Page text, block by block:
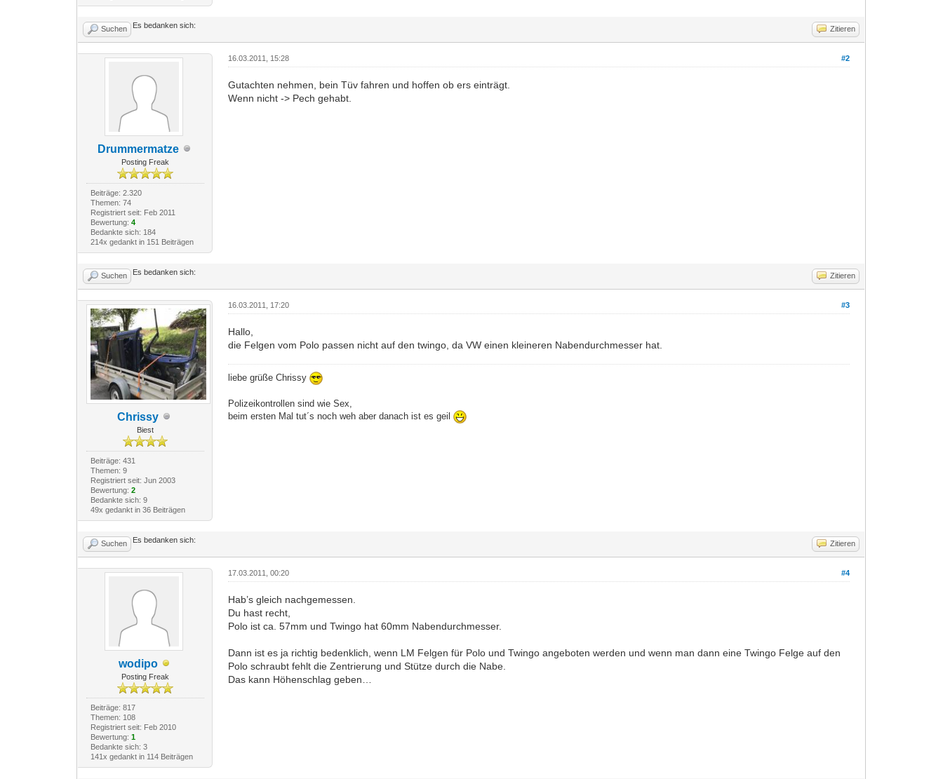
Suchen Zitieren
Es bedanken sich:
Drummermatze
Posting Freak
Beiträge: 2.320
Themen: 74
Registriert seit: Feb 2011
Bewertung: 4
Bedankte sich: 184
214x gedankt in 151 Beiträgen
#2
16.03.2011, 15:28
Gutachten nehmen, bein Tüv fahren und hoffen ob ers einträgt.
Wenn nicht -> Pech gehabt.
Suchen Zitieren
Es bedanken sich:
Chrissy
Biest
Beiträge: 431
Themen: 9
Registriert seit: Jun 2003
Bewertung: 2
Bedankte sich: 9
49x gedankt in 36 Beiträgen
#3
16.03.2011, 17:20
Hallo,
die Felgen vom Polo passen nicht auf den twingo, da VW einen kleineren Nabendurchmesser hat.
liebe grüße Chrissy
Polizeikontrollen sind wie Sex,
beim ersten Mal tut´s noch weh aber danach ist es geil
Suchen Zitieren
Es bedanken sich:
wodipo
Posting Freak
Beiträge: 817
Themen: 108
Registriert seit: Feb 2010
Bewertung: 1
Bedankte sich: 3
141x gedankt in 114 Beiträgen
#4
17.03.2011, 00:20
Hab’s gleich nachgemessen.
Du hast recht,
Polo ist ca. 57mm und Twingo hat 60mm Nabendurchmesser.
Dann ist es ja richtig bedenklich, wenn LM Felgen für Polo und Twingo angeboten werden und wenn man dann eine Twingo Felge auf den
Polo schraubt fehlt die Zentrierung und Stütze durch die Nabe.
Das kann Höhenschlag geben…